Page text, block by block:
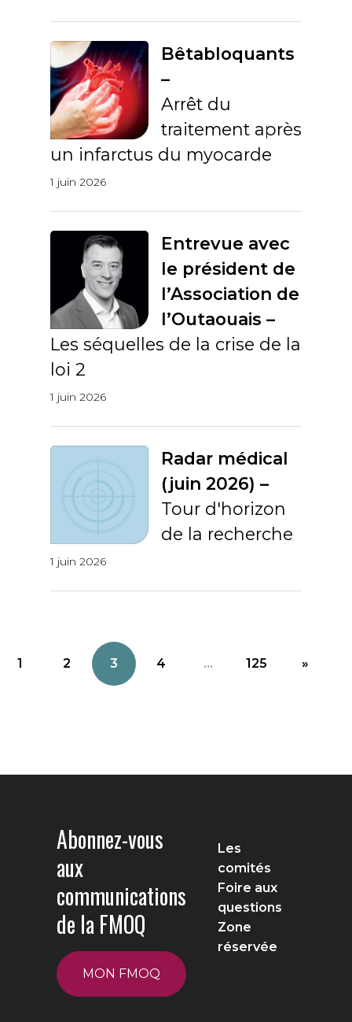
Bêtabloquants
–
Arrêt du
traitement après
un infarctus du myocarde
1 juin 2026
Entrevue avec
le président de
l’Association de
l’Outaouais –
Les séquelles de la crise de la
loi 2
1 juin 2026
Radar médical
(juin 2026) –
Tour d'horizon
de la recherche
1 juin 2026
1 2 3 4 ... 125 »
Abonnez-vous
aux
communications
de la FMOQ
MON FMOQ
Les
comités
Foire aux
questions
Zone
réservée